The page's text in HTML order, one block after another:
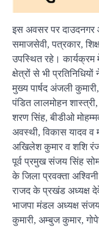
इस अवसर पर
समाजसेवी, पत्रकार,
उपस्थित रहे। कार्यक्रम
क्षेत्रों से भी
मुख्य पार्षद अंजली
पंडित लालमोहन
शरण सिंह, बीडीओ
अवस्थी, विकास यादव व
अखिलेश कुमार व शशि
पूर्व प्रमुख संजय सिंह
के जिला प्रवक्ता
राजद के प्रखंड अध्यक्ष
भाजपा मंडल अध्यक्ष संजय
कुमारी, अम्बुज कुमार,